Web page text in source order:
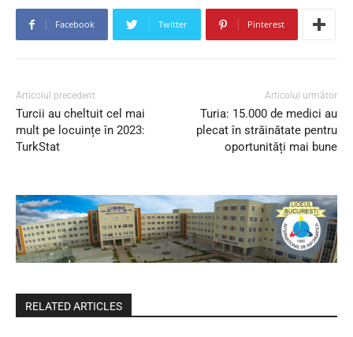
Facebook Twitter Pinterest
Articolul precedent
Turcii au cheltuit cel mai
mult pe locuințe în 2023:
TurkStat
Articolul următor
Turia: 15.000 de medici au
plecat în străinătate pentru
oportunități mai bune
RELATED ARTICLES